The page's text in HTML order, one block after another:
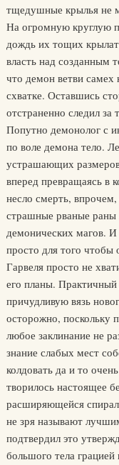
тщедушные крылья не
На огромную круглую
дождь их тощих
власть над созданным
что демон ветви
схватке. Оставшись
отстраненно следил за
Попутно демонолог с
по воле демона тело.
устрашающих
вперед превращаясь в
несло смерть,
страшные рваные раны
демонических магов.
просто для того чтобы
Гарвеля просто не
его планы.
причудливую вязь
осторожно, поскольку
любое заклинание не
знание слабых мест
колдовать да и то
творилось настоящее
расширяющейся
не зря называют
подтвердил это
большого тела